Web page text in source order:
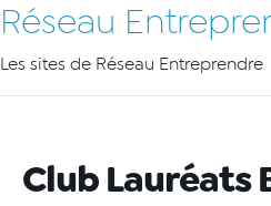
Réseau
Les sites de Réseau Entreprendre
Club Lauréats